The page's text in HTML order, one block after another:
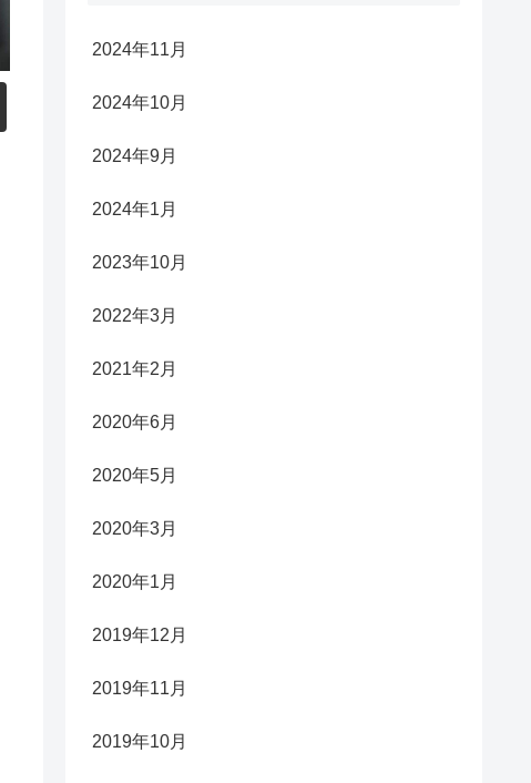
2024年11月
2024年10月
2024年9月
2024年1月
2023年10月
2022年3月
2021年2月
2020年6月
2020年5月
2020年3月
2020年1月
2019年12月
2019年11月
2019年10月